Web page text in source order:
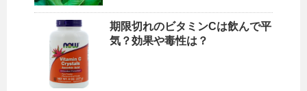
期限切れのビタミンCは飲んで平
気？効果や毒性は？